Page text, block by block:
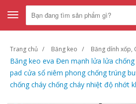
Toggle
navigation
Trang chủ Băng keo Băng dính xốp,
Băng keo eva Đen mạnh lửa lửa
pad cửa sổ niêm phong chống trúng
chống cháy chống cháy nhiệt độ nhớt